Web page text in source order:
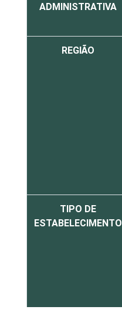
ADMINISTRATIVA
REGIÃO
TIPO DE
ESTABELECIMENTO